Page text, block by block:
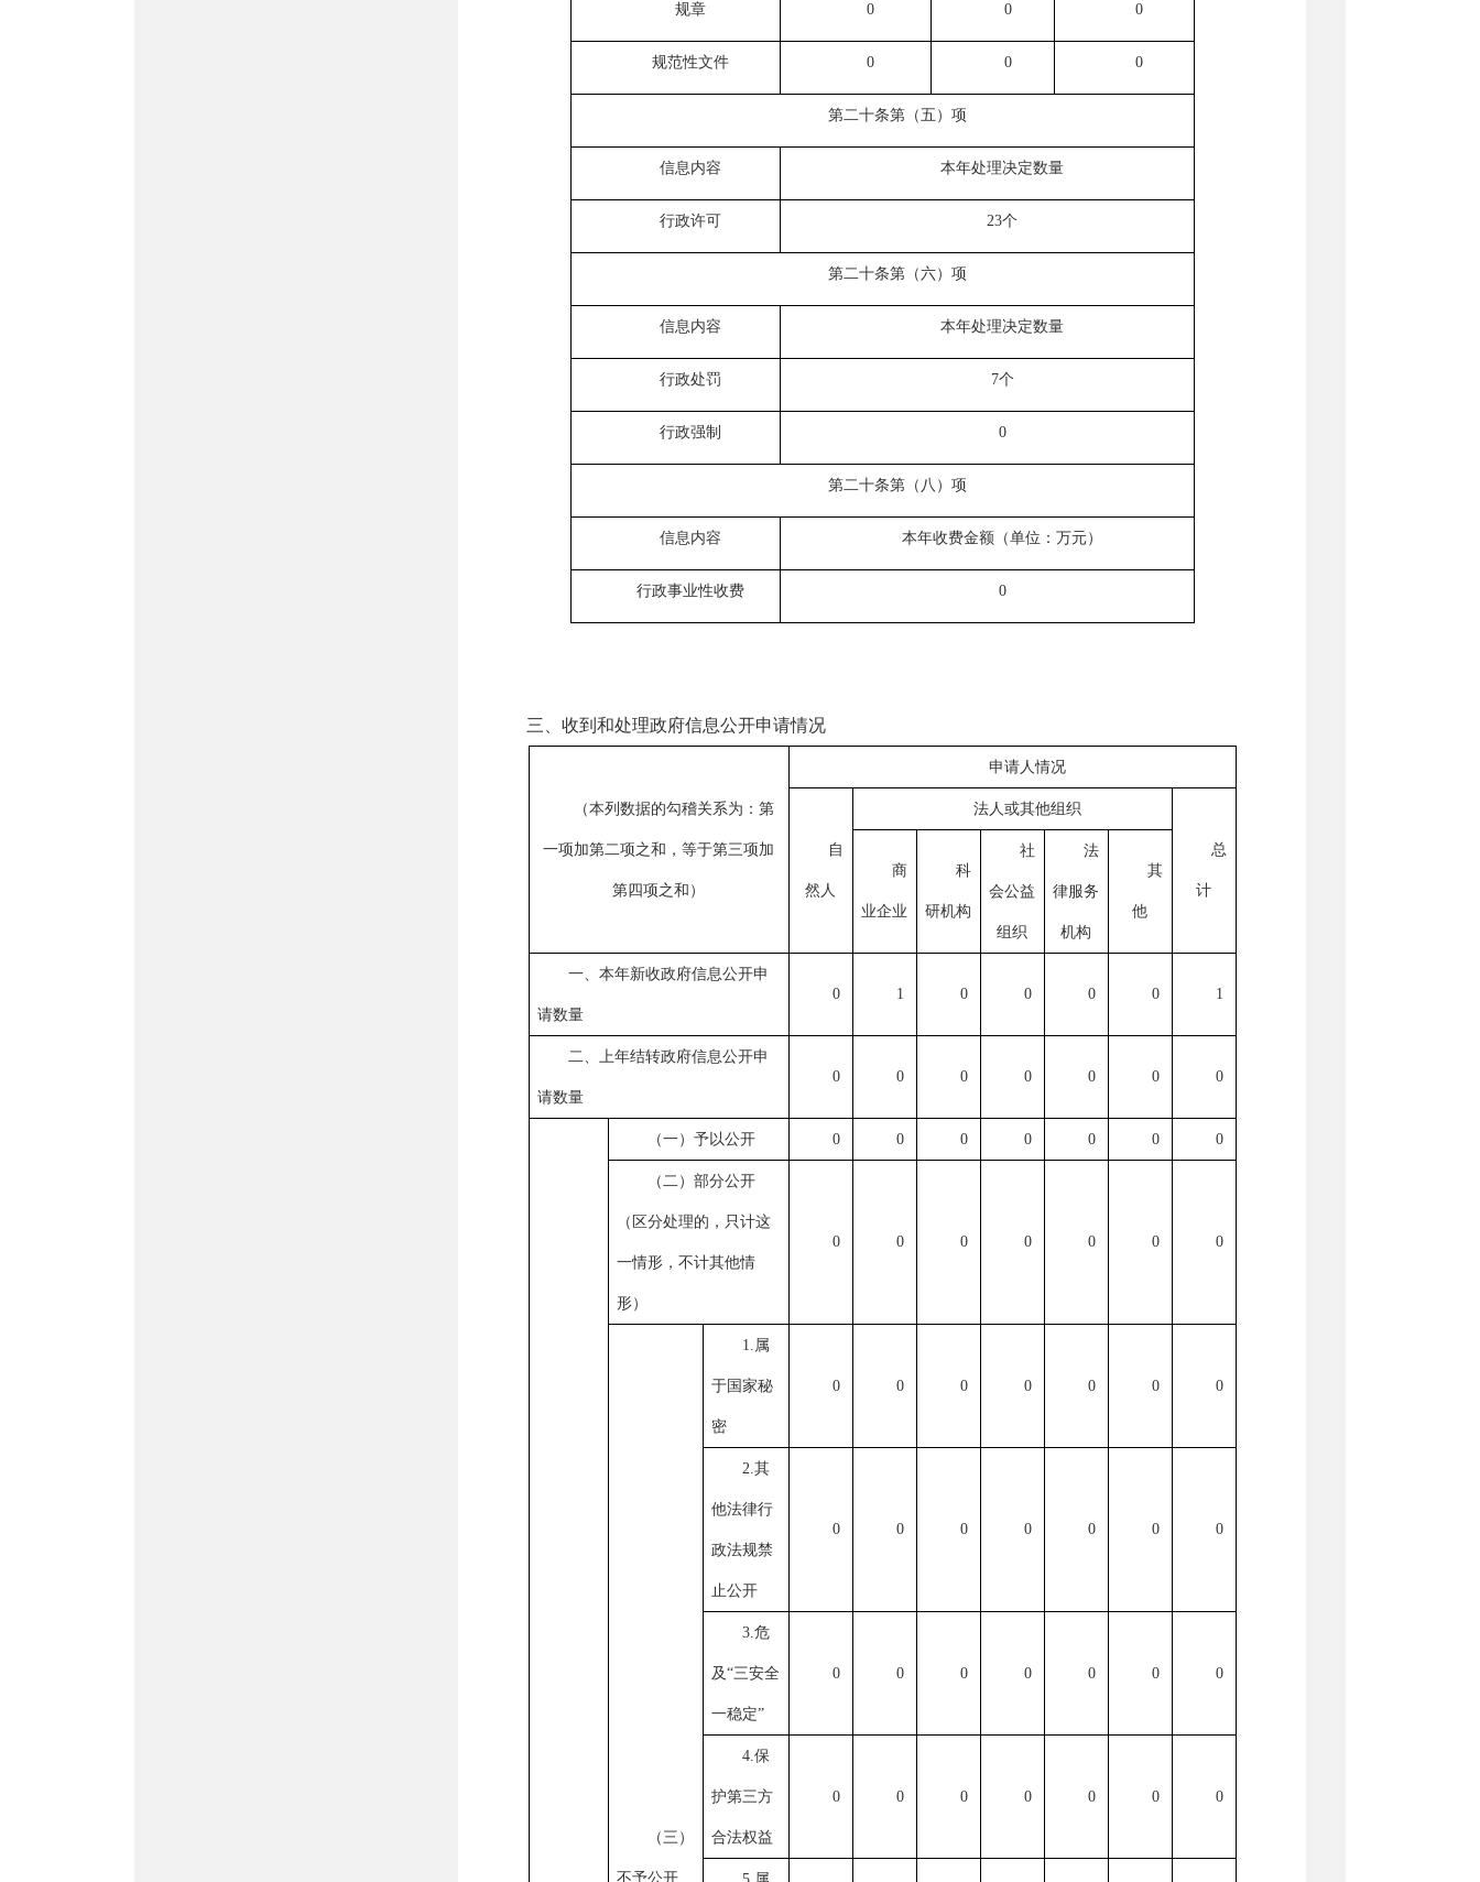
规章 0 0 0
规范性文件 0 0 0
第二十条第（五）项
信息内容 本年处理决定数量
行政许可 23个
第二十条第（六）项
信息内容 本年处理决定数量
行政处罚 7个
行政强制 0
第二十条第（八）项
信息内容 本年收费金额（单位：万元）
行政事业性收费 0
三、 收到和处理政府信息公开申请情况
（本列数据的勾稽关系为：第
一项加第二项之和，等于第三项加
第四项之和）
申请人情况
自
然人
法人或其他组织
总
计
商
业企业
科
研机构
社
会公益
组织
法
律服务
机构
其
他
一、本年新收政府信息公开申
请数量
0 1 0 0 0 0 1
二、上年结转政府信息公开申
请数量
0 0 0 0 0 0 0
（一） 予以公开 0 0 0 0 0 0 0
（二）部分公开
（区分处理的，只计这
一情形，不计其他情
形）
0 0 0 0 0 0 0
（三）
不予公开
1.属
于国家秘
密
0 0 0 0 0 0 0
2.其
他法律行
政法规禁
止公开
0 0 0 0 0 0 0
3.危
及“三安全
一稳定”
0 0 0 0 0 0 0
4.保
护第三方
合法权益
0 0 0 0 0 0 0